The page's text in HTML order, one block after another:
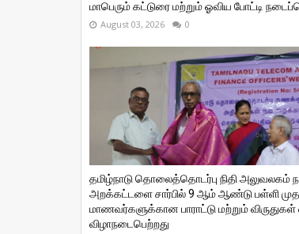
மாபெரும் கட்டுரை மற்றும் ஓவிய போட்டி
August 03, 2026 0
தமிழ்நாடு தொலைத்தொடர்பு நிதி அலுவலகம்
அறக்கட்டளை சார்பில் 9 ஆம் ஆண்டு பள்ளி
மாணவர்களுக்கான பாராட்டு மற்றும்
விழாநடைபெற்றது